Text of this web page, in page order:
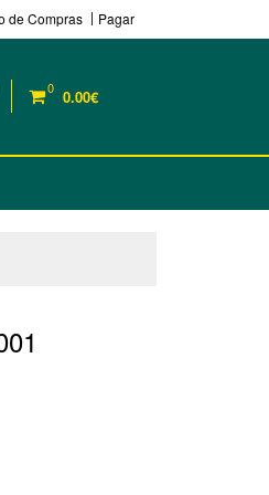
de Compras Pagar
0 0.00€